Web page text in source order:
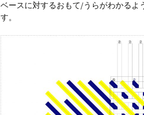
ベースに対するおもて/うらがわかる
す。